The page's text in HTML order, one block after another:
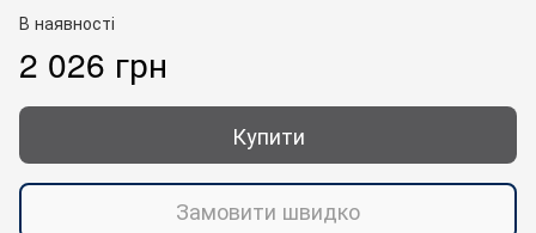
В наявності
2 026 грн
Купити
Замовити швидко